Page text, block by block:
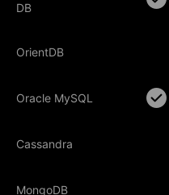
DB
OrientDB
Oracle MySQL
Cassandra
MongoDB
DB
OrientDB
Oracle MySQL
Cassandra
MongoDB